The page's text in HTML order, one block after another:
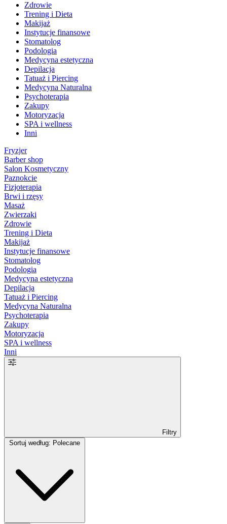
Zdrowie
Trening i Dieta
Makijaż
Instytucje finansowe
Stomatolog
Podologia
Medycyna estetyczna
Depilacja
Tatuaż i Piercing
Medycyna Naturalna
Psychoterapia
Zakupy
Motoryzacja
SPA i wellness
Inni
Fryzjer
Barber shop
Salon Kosmetyczny
Paznokcie
Fizjoterapia
Brwi i rzęsy
Masaż
Zwierzaki
Zdrowie
Trening i Dieta
Makijaż
Instytucje finansowe
Stomatolog
Podologia
Medycyna estetyczna
Depilacja
Tatuaż i Piercing
Medycyna Naturalna
Psychoterapia
Zakupy
Motoryzacja
SPA i wellness
Inni
Filtry